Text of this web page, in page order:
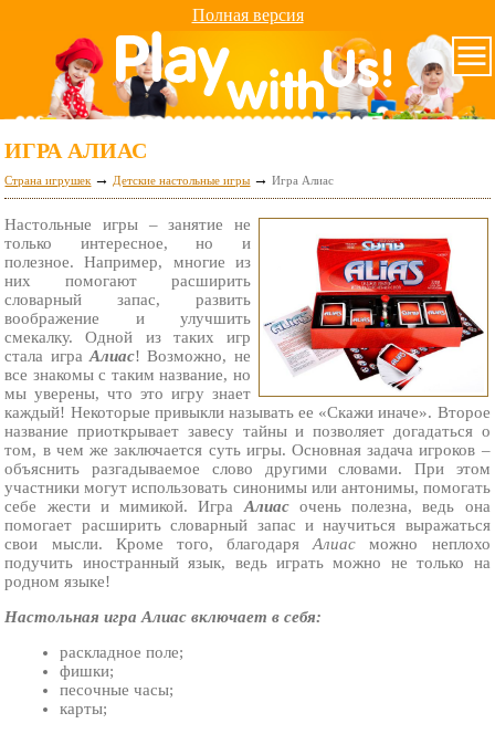
Полная версия
ИГРА АЛИАС
Страна игрушек → Детские настольные игры → Игра Алиас
Настольные игры – занятие не
только интересное, но и
полезное. Например, многие из
них помогают расширить
словарный запас, развить
воображение и улучшить
смекалку. Одной из таких игр
стала игра Алиас! Возможно, не
все знакомы с таким название, но
мы уверены, что это игру знает
каждый! Некоторые привыкли называть ее «Скажи иначе». Второе
название приоткрывает завесу тайны и позволяет догадаться о
том, в чем же заключается суть игры. Основная задача игроков –
объяснить разгадываемое слово другими словами. При этом
участники могут использовать синонимы или антонимы, помогать
себе жести и мимикой. Игра Алиас очень полезна, ведь она
помогает расширить словарный запас и научиться выражаться
свои мысли. Кроме того, благодаряАлиас можно неплохо
подучить иностранный язык, ведь играть можно не только на
родном языке!
Настольная игра Алиас включает в себя:
раскладное поле;
фишки;
песочные часы;
карты;